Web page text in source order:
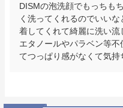
DISMの泡洗顔でもっちも
く洗ってくれるのでいい
着してくれて綺麗に洗い
エタノールやパラベン等
てつっぱり感がなくて気持